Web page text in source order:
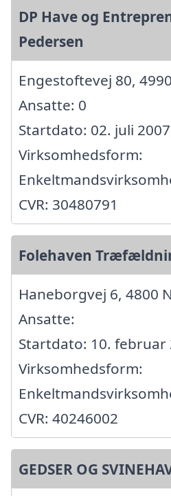
DP Have og
Pedersen
Engestoftevej 80,
Ansatte: 0
Startdato: 02. juli
Virksomhedsform:
CVR: 30480791
Folehaven
Haneborgvej 6, 4800
Ansatte:
Startdato: 10. februar
Virksomhedsform:
CVR: 40246002
GEDSER OG